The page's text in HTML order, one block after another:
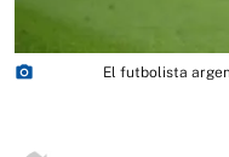
photo_camera
El futbolista